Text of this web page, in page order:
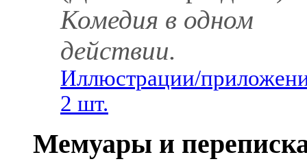
Комедия в одном
действии.
Иллюстрации/
2 шт.
Мемуары и